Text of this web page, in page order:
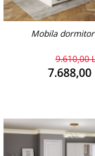
Mobila dormitor
9.610,00
7.688,00